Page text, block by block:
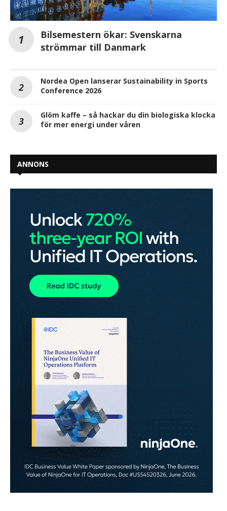
Bilsemestern ökar: Svenskarna
strömmar till Danmark
Nordea Open lanserar Sustainability in Sports
Conference 2026
Glöm kaffe – så hackar du din biologiska klocka
för mer energi under våren
ANNONS